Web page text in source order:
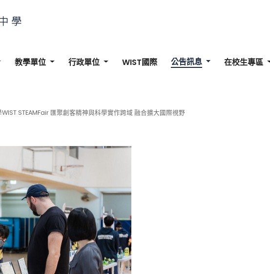
教學單位 行政單位 WIST國際 公告訊息 在校生專區
STEAMFair 匯聚創客精神與科學實作跨域 融合擴大國際視野